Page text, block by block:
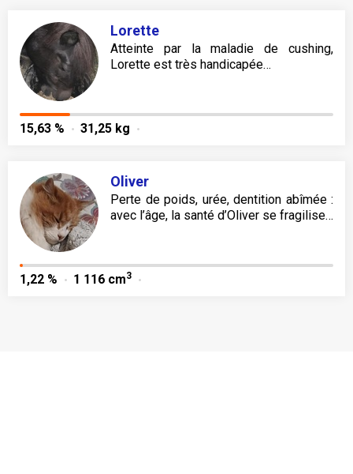
Lorette
Atteinte par la maladie de cushing,
Lorette est très handicapée…
15,63 % 31,25 kg
Oliver
Perte de poids, urée, dentition abîmée :
avec l’âge, la santé d’Oliver se fragilise…
1,22 % 1 116 cm3